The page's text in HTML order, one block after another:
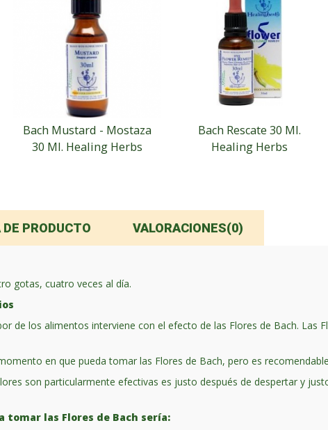
Bach Mustard - Mostaza
30 Ml. Healing Herbs
Bach Rescate 30 Ml.
Healing Herbs
DE PRODUCTO VALORACIONES(0)
gotas, cuatro veces al día.
de los alimentos interviene con el efecto de las Flores de Bach.
en que pueda tomar las Flores de Bach, pero es
son particularmente efectivas es justo después de despertar y
tomar las Flores de Bach sería: